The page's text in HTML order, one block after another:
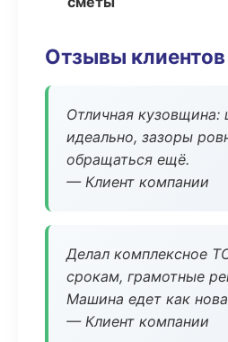
Отзывы клиентов
Отличная кузовщина:
идеально, зазоры
обращаться ещё.
— Клиент компании
Делал комплексное
срокам, грамотные
Машина едет как
— Клиент компании